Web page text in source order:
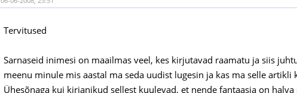
Tervitused
Sarnaseid inimesi on maailmas veel, kes kirjutavad raamatu ja siis
meenu minule mis aastal ma seda uudist lugesin ja kas ma selle artikli
Ühesõnaga kui kirjanikud sellest kuulevad, et nende fantaasia on